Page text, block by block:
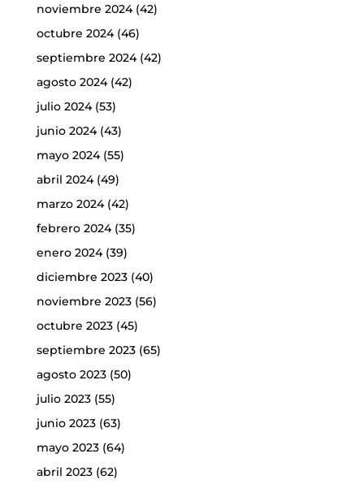
noviembre 2024(42)
octubre 2024(46)
septiembre 2024(42)
agosto 2024(42)
julio 2024(53)
junio 2024(43)
mayo 2024(55)
abril 2024(49)
marzo 2024(42)
febrero 2024(35)
enero 2024(39)
diciembre 2023(40)
noviembre 2023(56)
octubre 2023(45)
septiembre 2023(65)
agosto 2023(50)
julio 2023(55)
junio 2023(63)
mayo 2023(64)
abril 2023(62)